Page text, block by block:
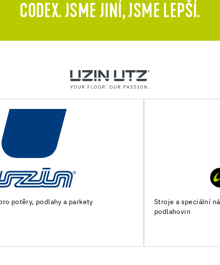
CODEX. JSME JINÍ, JSME LEPŠÍ.
Stroje a speciální nářadí pro přípravu podkladu a pokládku